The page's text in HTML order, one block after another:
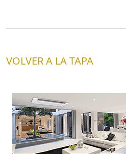
VOLVER A LA TAPA